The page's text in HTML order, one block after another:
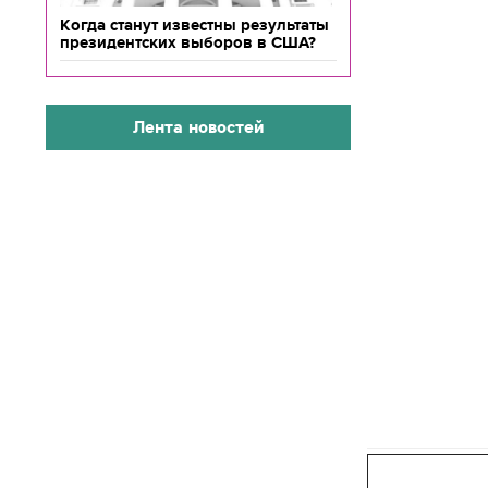
Когда станут известны результаты
президентских выборов в США?
Лента новостей